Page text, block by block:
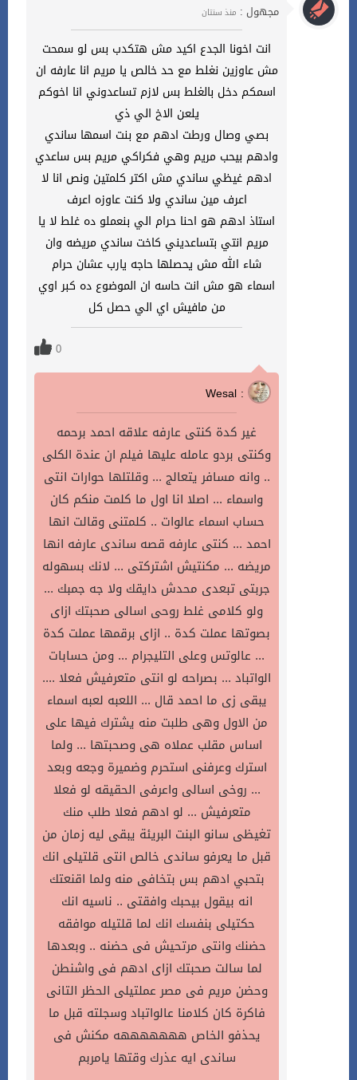
مجهول : منذ سنتان
انت اخونا الجدع اكيد مش هتكدب بس لو سمحت
مش عاوزين نغلط مع حد خالص يا مريم انا عارفه ان
اسمكم دخل بالغلط بس لازم تساعدوني انا اخوكم
يلعن الاخ الي ذي
بصي وصال ورطت ادهم مع بنت اسمها ساندي
وادهم بيحب مريم وهي فكراكي مريم بس ساعدي
ادهم غيظي ساندي مش اكتر كلمتين ونص انا لا
اعرف مين ساندي ولا كنت عاوزه اعرف
استاذ ادهم هو احنا حرام الي بنعملو ده غلط لا يا
مريم انتي بتساعديني كاخت ساندي مريضه وان
شاء الله مش يحصلها حاجه يارب عشان حرام
اسماء هو مش انت حاسه ان الموضوع ده كبر اوي
من مافيش اي الي حصل كل
0
Wesal :
غير كدة كنتى عارفه علاقه احمد برحمه
وكنتى بردو عامله عليها فيلم ان عندة الكلى
.. وانه مسافر يتعالج ... وقلتلها حوارات انتى
واسماء ... اصلا انا اول ما كلمت منكم كان
حساب اسماء عالوات .. كلمتنى وقالت انها
احمد ... كنتى عارفه قصه ساندى عارفه انها
مريضه ... مكنتيش اشتركتى ... لانك بسهوله
جربتى تبعدى محدش دايقك ولا جه جمبك ...
ولو كلامى غلط روحى اسالى صحبتك ازاى
بصوتها عملت كدة .. ازاى برقمها عملت كدة
... عالوتس وعلى التليجرام ... ومن حسابات
الواتباد ... بصراحه لو انتى متعرفيش فعلا ....
يبقى زى ما احمد قال ... اللعبه لعبه اسماء
من الاول وهى طلبت منه يشترك فيها على
اساس مقلب عملاه هى وصحبتها ... ولما
استرك وعرفنى استحرم وضميرة وجعه وبعد
... روخى اسالى واعرفى الحقيقه لو فعلا
متعرفيش ... لو ادهم فعلا طلب منك
تغيظى سانو البنت البريئة يبقى ليه زمان من
قبل ما يعرفو ساندى خالص انتى قلتيلى انك
بتحبي ادهم بس بتخافى منه ولما اقنعتك
انه بيقول بيحبك وافقتى .. ناسيه انك
حكتيلى بنفسك انك لما قلتيله موافقه
حضنك وانتى مرتحيش فى حضنه .. وبعدها
لما سالت صحبتك ازاى ادهم فى واشنطن
وحضن مريم فى مصر عملتيلى الحظر التانى
فاكرة كان كلامنا عالواتباد وسجلته قبل ما
يحذفو الخاص هههههههه مكنش فى
ساندى ايه عذرك وقتها يامربم